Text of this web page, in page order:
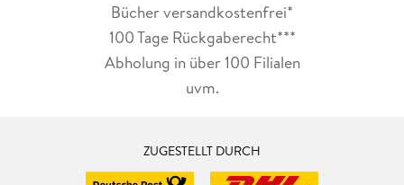
Bücher versandkostenfrei*
100 Tage Rückgaberecht***
Abholung in über 100 Filialen
uvm.
ZUGESTELLT DURCH